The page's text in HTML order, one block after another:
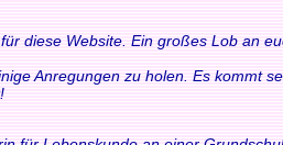
diese Website. Ein großes Lob an
Anregungen zu holen. Es kommt